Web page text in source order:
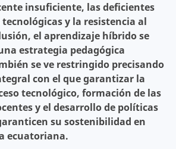
insuficiente, las deficientes
y la resistencia al
el aprendizaje híbrido se
estrategia pedagógica
se ve restringido precisando
con el que garantizar la
tecnológico, formación de las
y el desarrollo de políticas
su sostenibilidad en
ecuatoriana.